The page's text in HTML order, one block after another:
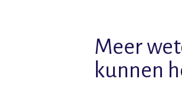
Meer
kunnen